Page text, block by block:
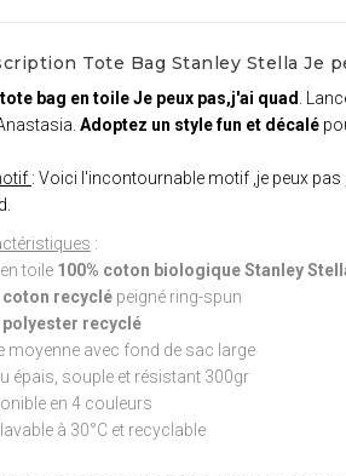
Tote Bag Stanley Stella Je
bag en toile Je peux pas,j'ai quad
.
Adoptez un style fun et décalé
: Voici l'incontournable motif ,je peux pas
:
toile 100% coton biologique Stanley
coton recyclé peigné ring-spun
polyester recyclé
moyenne avec fond de sac large
épais, souple et résistant 300gr
en 4 couleurs
à 30°C et recyclable